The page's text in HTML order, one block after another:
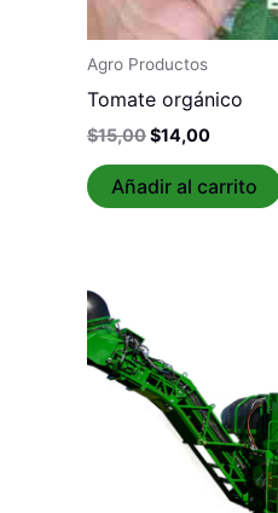
Agro Productos
Tomate orgánico
$15,00$14,00
Añadir al carrito